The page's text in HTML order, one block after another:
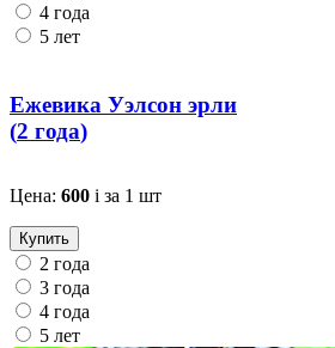
4 года
5 лет
Ежевика Уэлсон эрли
(2 года)
Цена: 600 i за 1 шт
Купить
2 года
3 года
4 года
5 лет